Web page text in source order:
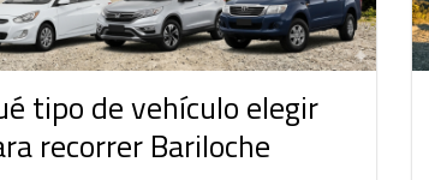
tipo de vehículo elegir
recorrer Bariloche